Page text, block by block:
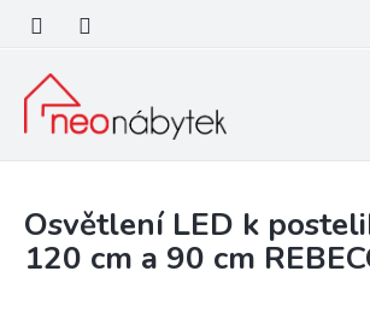
obsah
Osvětlení LED k
120 cm a 90 cm